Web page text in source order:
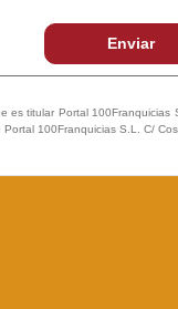
Enviar
titular Portal
100Franquicias S.L. C/